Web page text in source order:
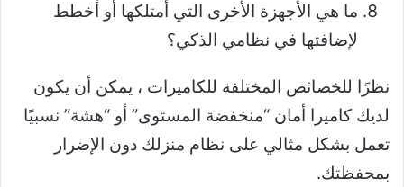
ما هي الأجهزة الأخرى التي أمتلكها أو أخطط
لإضافتها في نظامي الذكي؟
نظرًا للخصائص المختلفة للكاميرات ، يمكن أن يكون
لديك كاميرا أمان “منخفضة المستوى” أو “هشة” نسبيًا
تعمل بشكل مثالي على نظام منزلك دون الإضرار
بمحفظتك.